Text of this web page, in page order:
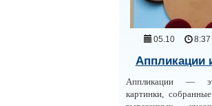
05.10 8:37
Аппликации
Аппликации —
картинки,